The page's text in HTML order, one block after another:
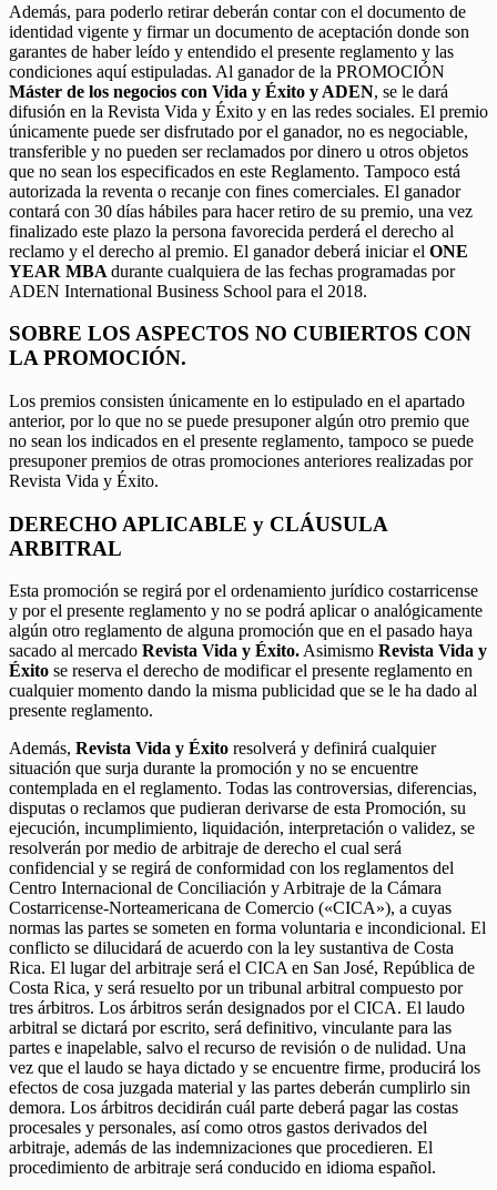
Además, para poderlo retirar deberán contar con el documento de
identidad vigente y firmar un documento de aceptación donde son
garantes de haber leído y entendido el presente reglamento y las
condiciones aquí estipuladas. Al ganador de la PROMOCIÓN
Máster de los negocios con Vida y Éxito y ADEN, se le dará
difusión en la Revista Vida y Éxito y en las redes sociales. El premio
únicamente puede ser disfrutado por el ganador, no es negociable,
transferible y no pueden ser reclamados por dinero u otros objetos
que no sean los especificados en este Reglamento. Tampoco está
autorizada la reventa o recanje con fines comerciales. El ganador
contará con 30 días hábiles para hacer retiro de su premio, una vez
finalizado este plazo la persona favorecida perderá el derecho al
reclamo y el derecho al premio. El ganador deberá iniciar el ONE
YEAR MBA durante cualquiera de las fechas programadas por
ADEN International Business School para el 2018.
SOBRE LOS ASPECTOS NO CUBIERTOS CON
LA PROMOCIÓN.
Los premios consisten únicamente en lo estipulado en el apartado
anterior, por lo que no se puede presuponer algún otro premio que
no sean los indicados en el presente reglamento, tampoco se puede
presuponer premios de otras promociones anteriores realizadas por
Revista Vida y Éxito.
DERECHO APLICABLE y CLÁUSULA
ARBITRAL
Esta promoción se regirá por el ordenamiento jurídico costarricense
y por el presente reglamento y no se podrá aplicar o analógicamente
algún otro reglamento de alguna promoción que en el pasado haya
sacado al mercado Revista Vida y Éxito.Asimismo Revista Vida y
Éxito se reserva el derecho de modificar el presente reglamento en
cualquier momento dando la misma publicidad que se le ha dado al
presente reglamento.
Además, Revista Vida y Éxito resolverá y definirá cualquier
situación que surja durante la promoción y no se encuentre
contemplada en el reglamento. Todas las controversias, diferencias,
disputas o reclamos que pudieran derivarse de esta Promoción, su
ejecución, incumplimiento, liquidación, interpretación o validez, se
resolverán por medio de arbitraje de derecho el cual será
confidencial y se regirá de conformidad con los reglamentos del
Centro Internacional de Conciliación y Arbitraje de la Cámara
Costarricense-Norteamericana de Comercio («CICA»), a cuyas
normas las partes se someten en forma voluntaria e incondicional. El
conflicto se dilucidará de acuerdo con la ley sustantiva de Costa
Rica. El lugar del arbitraje será el CICA en San José, República de
Costa Rica, y será resuelto por un tribunal arbitral compuesto por
tres árbitros. Los árbitros serán designados por el CICA. El laudo
arbitral se dictará por escrito, será definitivo, vinculante para las
partes e inapelable, salvo el recurso de revisión o de nulidad. Una
vez que el laudo se haya dictado y se encuentre firme, producirá los
efectos de cosa juzgada material y las partes deberán cumplirlo sin
demora. Los árbitros decidirán cuál parte deberá pagar las costas
procesales y personales, así como otros gastos derivados del
arbitraje, además de las indemnizaciones que procedieren. El
procedimiento de arbitraje será conducido en idioma español.